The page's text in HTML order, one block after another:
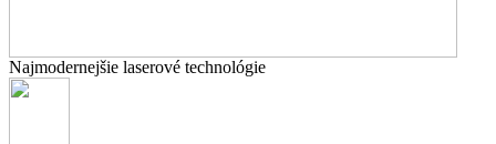
Najmodernejšie laserové technológie